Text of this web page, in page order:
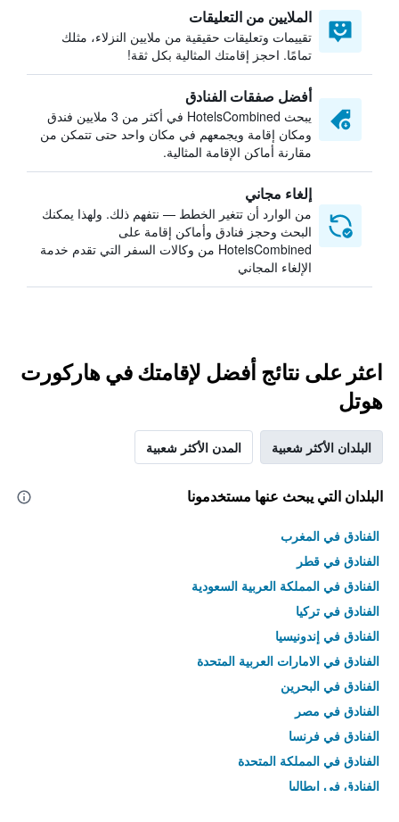
الملايين من التعليقات
تقييمات وتعليقات حقيقية من ملايين النزلاء، مثلك
تمامًا. احجز إقامتك المثالية بكل ثقة!
أفضل صفقات الفنادق
يبحث HotelsCombined في أكثر من 3 ملايين فندق
ومكان إقامة ويجمعهم في مكان واحد حتى تتمكن من
مقارنة أماكن الإقامة المثالية.
إلغاء مجاني
من الوارد أن تتغير الخطط — نتفهم ذلك. ولهذا يمكنك
البحث وحجز فنادق وأماكن إقامة على
HotelsCombined من وكالات السفر التي تقدم خدمة
الإلغاء المجاني
اعثر على نتائج أفضل لإقامتك في هاركورت
هوتل
البلدان الأكثر شعبية المدن الأكثر شعبية
البلدان التي يبحث عنها مستخدمونا
الفنادق في المغرب
الفنادق في قطر
الفنادق في المملكة العربية السعودية
الفنادق في تركيا
الفنادق في إندونيسيا
الفنادق في الامارات العربية المتحدة
الفنادق في البحرين
الفنادق في مصر
الفنادق في فرنسا
الفنادق في المملكة المتحدة
الفنادق في إيطاليا